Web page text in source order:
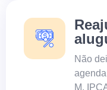
Não
M,